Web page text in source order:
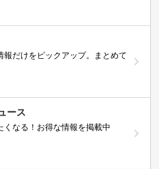
報だけをピックアップ。まとめて
ース
くなる！お得な情報を掲載中